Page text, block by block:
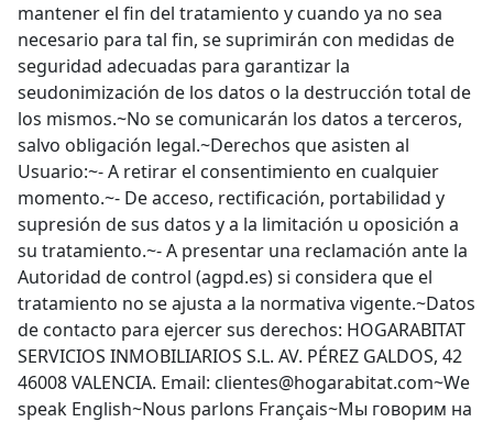
mantener el fin del tratamiento y cuando ya no sea
necesario para tal fin, se suprimirán con medidas de
seguridad adecuadas para garantizar la
seudonimización de los datos o la destrucción total de
los mismos.~No se comunicarán los datos a terceros,
salvo obligación legal.~Derechos que asisten al
Usuario:~- A retirar el consentimiento en cualquier
momento.~- De acceso, rectificación, portabilidad y
supresión de sus datos y a la limitación u oposición a
su tratamiento.~- A presentar una reclamación ante la
Autoridad de control (agpd.es) si considera que el
tratamiento no se ajusta a la normativa vigente.~Datos
de contacto para ejercer sus derechos: HOGARABITAT
SERVICIOS INMOBILIARIOS S.L. AV. PÉREZ GALDOS, 42
46008 VALENCIA. Email: clientes@hogarabitat.com~We
speak English~Nous parlons Français~Мы говорим на